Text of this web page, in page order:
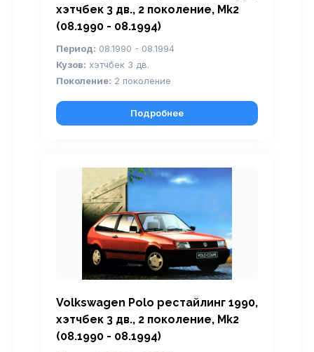
хэтчбек 3 дв., 2 поколение, Mk2
(08.1990 - 08.1994)
Период: 08.1990 - 08.1994
Кузов: хэтчбек 3 дв.
Поколение: 2 поколение
Подробнее
Volkswagen Polo рестайлинг 1990,
хэтчбек 3 дв., 2 поколение, Mk2
(08.1990 - 08.1994)